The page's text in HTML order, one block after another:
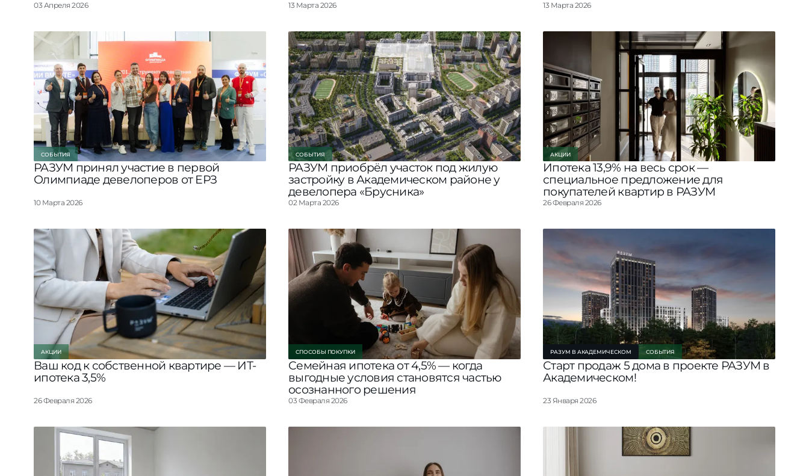
03 Апреля 2026 13 Марта 2026 13 Марта 2026
СОБЫТИЯ
РАЗУМ принял участие в первой
Олимпиаде девелоперов от ЕРЗ
10 Марта 2026
СОБЫТИЯ
РАЗУМ приобрёл участок под жилую
застройку в Академическом районе у
девелопера «Брусника»
02 Марта 2026
АКЦИИ
Ипотека 13,9% на весь срок —
специальное предложение для
покупателей квартир в РАЗУМ
26 Февраля 2026
АКЦИИ
Ваш код к собственной квартире — ИТ-
ипотека 3,5%
26 Февраля 2026
СПОСОБЫ ПОКУПКИ
Семейная ипотека от 4,5% — когда
выгодные условия становятся частью
осознанного решения
03 Февраля 2026
РАЗУМ В АКАДЕМИЧЕСКОМ СОБЫТИЯ
Старт продаж 5 дома в проекте РАЗУМ в
Академическом!
23 Января 2026